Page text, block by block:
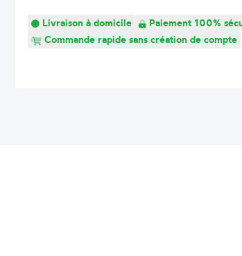
Livraison à domicile
Paiement 100%
Commande rapide sans création de compte